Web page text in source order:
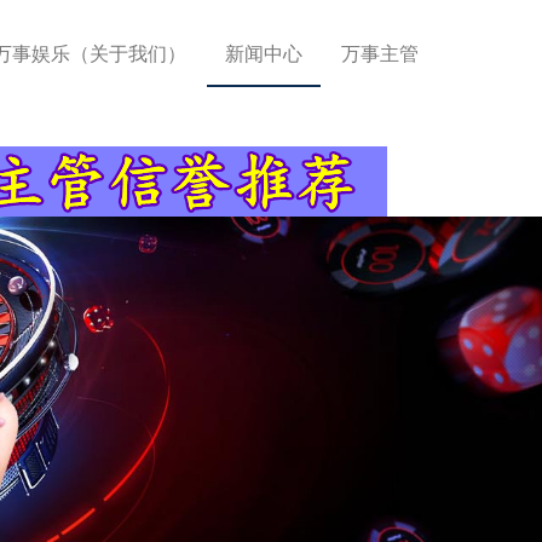
事娱乐（关于我们） 新闻中心 万事主管